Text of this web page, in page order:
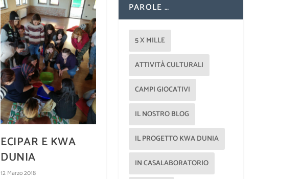
ECIPAR E KWA
DUNIA
12 Marzo 2018
PAROLE …
5 X MILLE
ATTIVITÀ CULTURALI
CAMPI GIOCATIVI
IL NOSTRO BLOG
IL PROGETTO KWA DUNIA
IN CASALABORATORIO